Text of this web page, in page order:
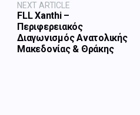
NEXT ARTICLE
FLL Xanthi –
Περιφερειακός
Διαγωνισμός Ανατολικής
Μακεδονίας & Θράκης